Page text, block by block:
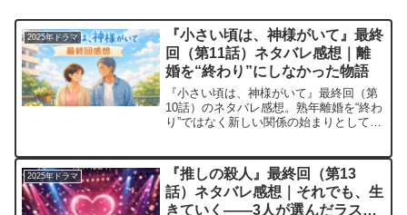
2025年ドラマ
『小さい頃は、神様がいて』最終
回（第11話）ネタバレ感想｜離
婚を“終わり”にしなかった物語
『小さい頃は、神様がいて』最終回（第
10話）のネタバレ感想。熟年離婚を“終わ
り”ではなく新しい関係の始まりとして描
2025年ドラマ
『推しの殺人』最終回（第13
話）ネタバレ感想｜それでも、生
きていく――3人が選んだラスト